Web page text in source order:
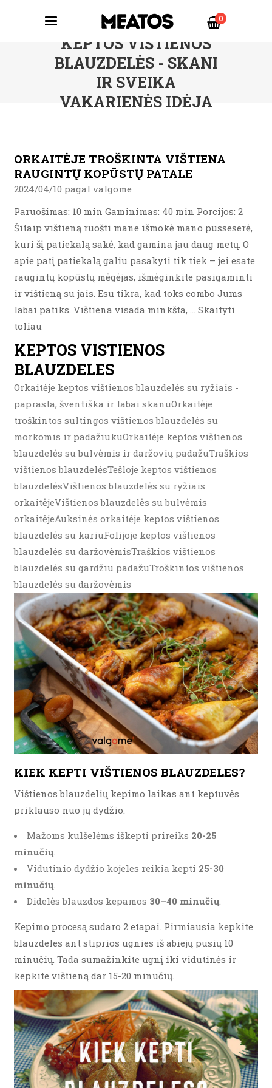
0
KEPTOS VIŠTIENOS
BLAUZDELĖS - SKANI
IR SVEIKA
VAKARIENĖS IDĖJA
ORKAITĖJE TROŠKINTA VIŠTIENA
RAUGINTŲ KOPŪSTŲ PATALE
2024/04/10 pagal valgome
Paruošimas: 10 min Gaminimas: 40 min Porcijos: 2
Šitaip vištieną ruošti mane išmokė mano pusseserė,
kuri šį patiekalą sakė, kad gamina jau daug metų. O
apie patį patiekalą galiu pasakyti tik tiek – jei esate
raugintų kopūstų mėgėjas, išmėginkite pasigaminti
ir vištieną su jais. Esu tikra, kad toks combo Jums
labai patiks. Vištiena visada minkšta, … Skaityti
toliau
KEPTOS VISTIENOS
BLAUZDELES
Orkaitėje keptos vištienos blauzdelės su ryžiais -
paprasta, šventiška ir labai skanuOrkaitėje
troškintos sultingos vištienos blauzdelės su
morkomis ir padažiukuOrkaitėje keptos vištienos
blauzdelės su bulvėmis ir daržovių padažuTraškios
vištienos blauzdelėsTešloje keptos vištienos
blauzdelėsVištienos blauzdelės su ryžiais
orkaitėjeVištienos blauzdelės su bulvėmis
orkaitėjeAuksinės orkaitėje keptos vištienos
blauzdelės su kariuFolijoje keptos vištienos
blauzdelės su daržovėmisTraškios vištienos
blauzdelės su gardžiu padažuTroškintos vištienos
blauzdelės su daržovėmis
KIEK KEPTI VIŠTIENOS BLAUZDELES?
Vištienos blauzdelių kepimo laikas ant keptuvės
priklauso nuo jų dydžio.
Mažoms kulšelėms iškepti prireiks 20-25
minučių
Vidutinio dydžio kojeles reikia kepti 25-30
minučių
Didelės blauzdos kepamos 30–40 minučių
Kepimo procesą sudaro 2 etapai. Pirmiausia kepkite
blauzdeles ant stiprios ugnies iš abiejų pusių 10
minučių. Tada sumažinkite ugnį iki vidutinės ir
kepkite vištieną dar 15-20 minučių.